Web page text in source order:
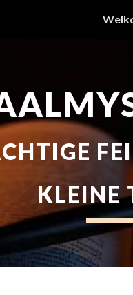
content
KLEINE